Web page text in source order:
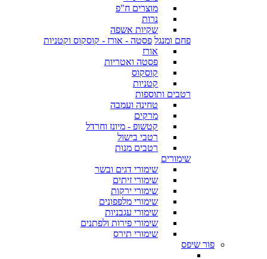
מוצרים ח"פ
נרות
שקיות אשפה
פחם ומנגל פסטה - אורז - קוסקוס וקטניות
אורז
פסטה ואטריות
קוסקוס
קטניות
רטבים ותוספות
טחינה ועמבה
מרקים
קטשופ - מיונז וחרדל
רטבי בישול
רטבים מנות
שימורים
שימורי דגים ובשר
שימורי זיתים
שימורי ירקות
שימורי מלפפונים
שימורי עגבניות
שימורי פירות ולפתנים
שימורי תירס
פור שיפס